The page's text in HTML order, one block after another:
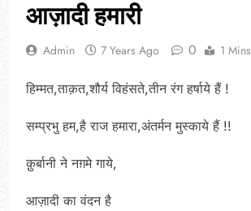
आज़ादी हमारी
Admin 7 Years Ago 0 1 Mins
हिम्मत,ताक़त,शौर्य विहंसते,तीन रंग हर्षाये हैं !
सम्प्रभु हम,है राज हमारा,अंतर्मन मुस्काये हैं !!
क़ुर्बानी ने नग़मे गाये,
आज़ादी का वंदन है